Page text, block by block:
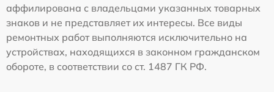
аффилирована с владельцами указанных товарных
знаков и не представляет их интересы. Все виды
ремонтных работ выполняются исключительно на
устройствах, находящихся в законном гражданском
обороте, в соответствии со ст. 1487 ГК РФ.